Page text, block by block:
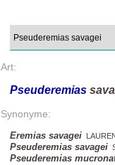
Art:
Pseuderemias
Synonyme:
Eremias savagei
Pseuderemias savagei
Pseuderemias